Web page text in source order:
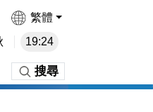
繁體
19:24
搜尋